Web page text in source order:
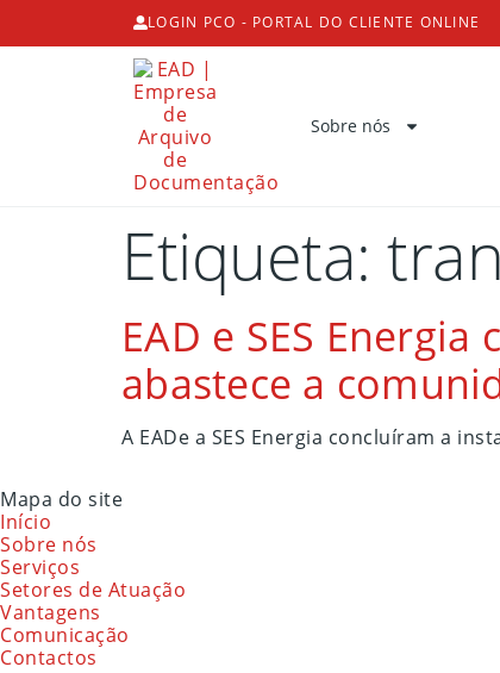
LOGIN PCO - PORTAL DO CLIENTE ONLINE
Sobre nós
Etiqueta:
EAD e SES
abastece a
A EADe a SES Energia concluíram a
Mapa do site
Início
Sobre nós
Serviços
Setores de Atuação
Vantagens
Comunicação
Contactos